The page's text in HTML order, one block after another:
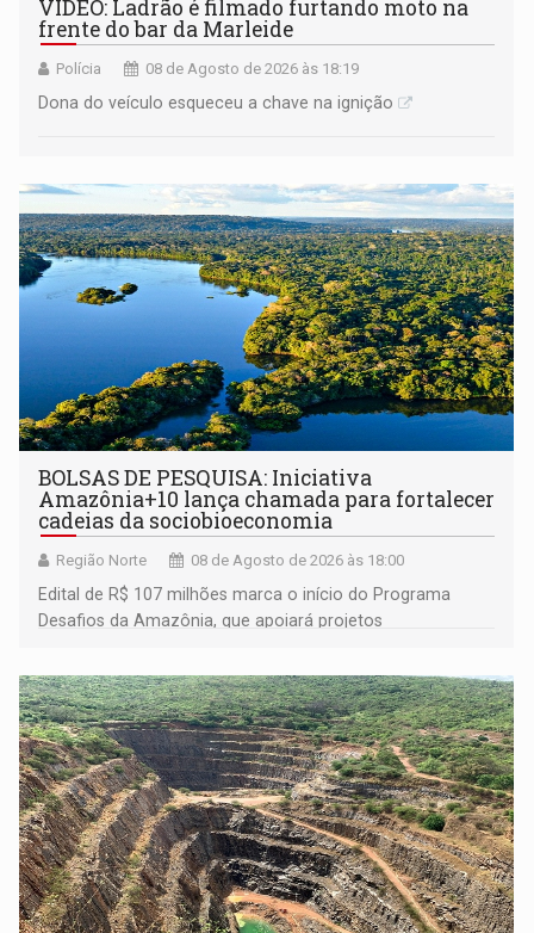
VÍDEO: Ladrão é filmado furtando moto na
frente do bar da Marleide
Polícia 08 de Agosto de 2026 às 18:19
Dona do veículo esqueceu a chave na ignição
BOLSAS DE PESQUISA: Iniciativa
Amazônia+10 lança chamada para fortalecer
cadeias da sociobioeconomia
Região Norte 08 de Agosto de 2026 às 18:00
Edital de R$ 107 milhões marca o início do Programa
Desafios da Amazônia, que apoiará projetos
submissão de pré-propostas poderá ser feita até 1º de
setembro